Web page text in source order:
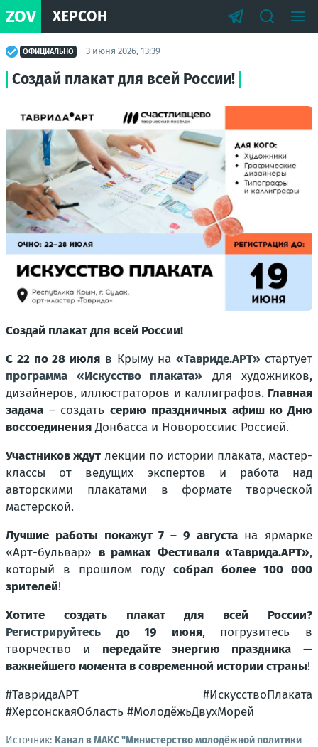
ZOV ХЕРСОН
ОФИЦИАЛЬНО 3 июня 2026, 13:39
Создай плакат для всей России!
Создай плакат для всей России!
С 22 по 28 июля в Крыму на«Тавриде.АРТ» стартует
программа «Искусство плаката» для художников,
дизайнеров, иллюстраторов и каллиграфов. Главная
задача – создатьсерию праздничных афиш ко Дню
воссоединенияДонбасса и Новороссиис Россией.
Участников ждут лекции по истории плаката, мастер-
классы от ведущих экспертов и работа над
авторскими плакатами в формате творческой
мастерской.
Лучшие работы покажут 7 – 9 августана ярмарке
«Арт-бульвар» в рамках Фестиваля «Таврида.АРТ»,
который в прошлом году собрал более 100 000
зрителей!
Хотите создать плакат для всей России?
Регистрируйтесь
до 19 июня, погрузитесь в
творчество и передайте энергию праздника —
важнейшего момента в современной истории страны!
#ТавридаАРТ #ИскусствоПлаката
#ХерсонскаяОбласть #МолодёжьДвухМорей
Источник: Канал в МАКС "Министерство молодёжной политики